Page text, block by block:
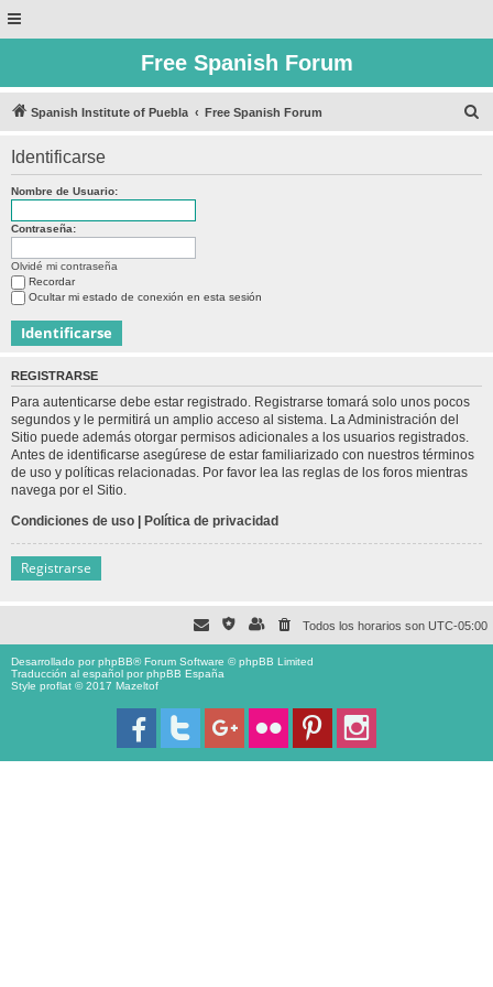
Free Spanish Forum
Spanish Institute of Puebla Free Spanish Forum
Identificarse
Nombre de Usuario:
Contraseña:
Olvidé mi contraseña
Recordar
Ocultar mi estado de conexión en esta sesión
REGISTRARSE
Para autenticarse debe estar registrado. Registrarse tomará solo unos pocos
segundos y le permitirá un amplio acceso al sistema. La Administración del
Sitio puede además otorgar permisos adicionales a los usuarios registrados.
Antes de identificarse asegúrese de estar familiarizado con nuestros términos
de uso y políticas relacionadas. Por favor lea las reglas de los foros mientras
navega por el Sitio.
Condiciones de uso | Política de privacidad
Registrarse
Todos los horarios son UTC-05:00
Desarrollado porphpBB® Forum Software © phpBB Limited
Traducción al español porphpBB España
Style proflat © 2017 Mazeltof